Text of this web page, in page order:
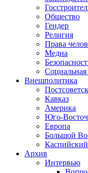
Общество
Гендер
Религия
Права
Медиа
Социальная
Внешполитика
Кавказ
Америка
Юго-
Европа
Большой
Архив
Интервью